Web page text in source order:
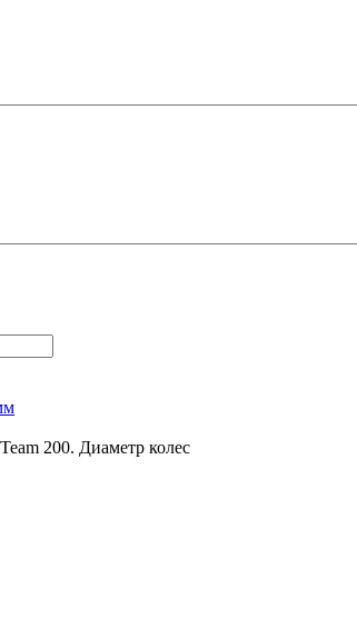
200. Диаметр колес